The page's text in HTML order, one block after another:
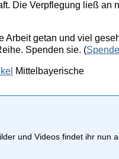
Die Verpflegung ließ an
Arbeit getan und viel
Spenden sie. (
Mittelbayerische
und Videos findet ihr nun